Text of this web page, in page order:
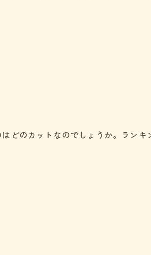
どのカットなのでしょうか。ランキ